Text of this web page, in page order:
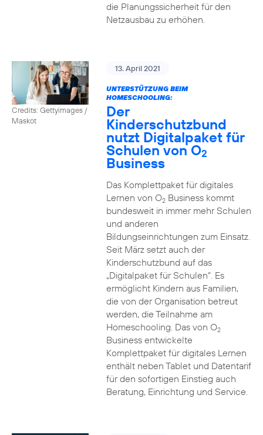
die Planungssicherheit für den
Netzausbau zu erhöhen.
Credits: Gettyimages /
Maskot
13. April 2021
UNTERSTÜTZUNG BEIM
HOMESCHOOLING:
Der
Kinderschutzbund
nutzt Digitalpaket für
Schulen von O2
Business
Das Komplettpaket für digitales
Lernen von O2Business kommt
bundesweit in immer mehr Schulen
und anderen
Bildungseinrichtungen zum Einsatz.
Seit März setzt auch der
Kinderschutzbund auf das
„Digitalpaket für Schulen“. Es
ermöglicht Kindern aus Familien,
die von der Organisation betreut
werden, die Teilnahme am
Homeschooling. Das von O2
Business entwickelte
Komplettpaket für digitales Lernen
enthält neben Tablet und Datentarif
für den sofortigen Einstieg auch
Beratung, Einrichtung und Service.